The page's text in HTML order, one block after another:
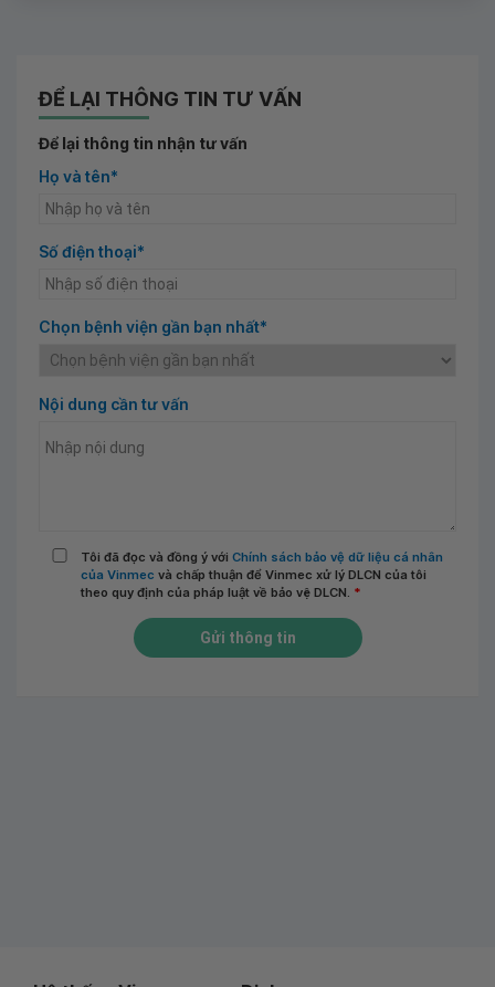
ĐỂ LẠI THÔNG TIN TƯ VẤN
Để lại thông tin nhận tư vấn
Họ và tên*
Số điện thoại*
Chọn bệnh viện gần bạn nhất*
Nội dung cần tư vấn
Tôi đã đọc và đồng ý với Chính sách bảo vệ dữ liệu cá nhân
của Vinmec và chấp thuận để Vinmec xử lý DLCN của tôi
theo quy định của pháp luật về bảo vệ DLCN. *
Gửi thông tin